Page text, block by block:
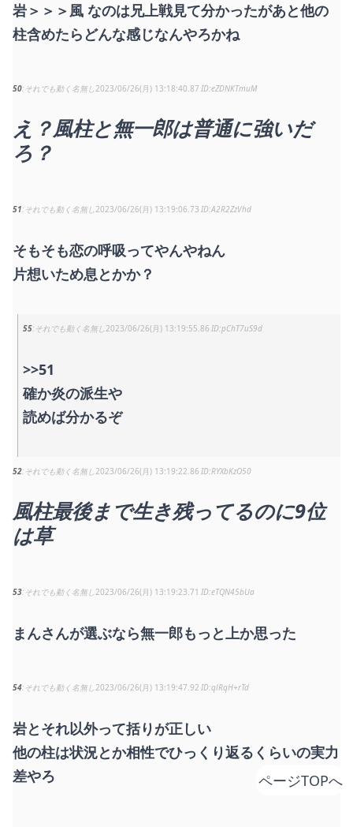
岩＞＞＞風 なのは兄上戦見て分かったがあと他の
柱含めたらどんな感じなんやろかね
50 それでも動く名無し2023/06/26(月) 13:18:40.87 eZDNKTmuM
え？風柱と無一郎は普通に強いだ
ろ？
51 それでも動く名無し2023/06/26(月) 13:19:06.73 A2R2ZzVhd
そもそも恋の呼吸ってやんやねん
片想いため息とかか？
55 それでも動く名無し2023/06/26(月) 13:19:55.86 pChT7uS9d
>>51
確か炎の派生や
読めば分かるぞ
52 それでも動く名無し2023/06/26(月) 13:19:22.86 RYXbKzO50
風柱最後まで生き残ってるのに9位
は草
53 それでも動く名無し2023/06/26(月) 13:19:23.71 eTQN45bUa
まんさんが選ぶなら無一郎もっと上か思った
54 それでも動く名無し2023/06/26(月) 13:19:47.92 qlRqH+rTd
岩とそれ以外って括りが正しい
他の柱は状況とか相性でひっくり返るくらいの実力
差やろ
ページTOPへ